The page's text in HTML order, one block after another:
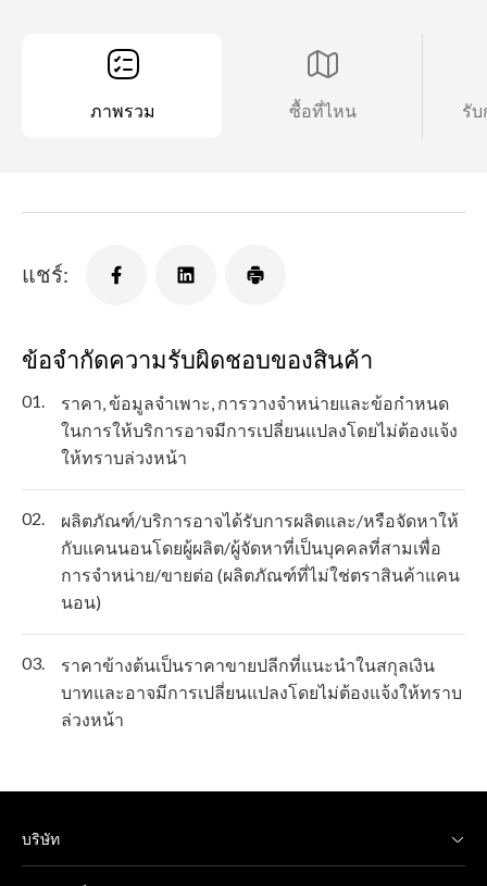
ภาพรวม ซื้อที่ไหน รับ
แชร์:
ข้อจำกัดความรับผิดชอบของสินค้า
01.
ราคา, ข้อมูลจำเพาะ, การวางจำหน่ายและข้อกำหนด
ในการให้บริการอาจมีการเปลี่ยนแปลงโดยไม่ต้องแจ้ง
ให้ทราบล่วงหน้า
02.
ผลิตภัณฑ์/บริการอาจได้รับการผลิตและ/หรือจัดหาให้
กับแคนนอนโดยผู้ผลิต/ผู้จัดหาที่เป็นบุคคลที่สามเพื่อ
การจำหน่าย/ขายต่อ (ผลิตภัณฑ์ที่ไม่ใช่ตราสินค้าแคน
นอน)
03.
ราคาข้างต้นเป็นราคาขายปลีกที่แนะนำในสกุลเงิน
บาทและอาจมีการเปลี่ยนแปลงโดยไม่ต้องแจ้งให้ทราบ
ล่วงหน้า
บริษัท